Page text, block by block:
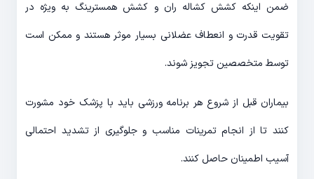
ضمن اینکه کشش کشاله ران و کشش همسترینگ به ویژه در
تقویت قدرت و انعطاف عضلانی بسیار موثر هستند و ممکن است
توسط متخصصین تجویز شوند.
بیماران قبل از شروع هر برنامه ورزشی باید با پزشک خود مشورت
کنند تا از انجام تمرینات مناسب و جلوگیری از تشدید احتمالی
آسیب اطمینان حاصل کنند.